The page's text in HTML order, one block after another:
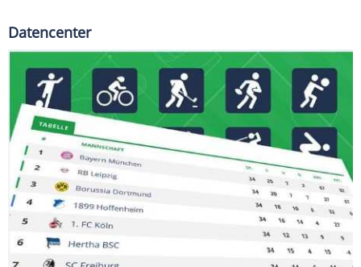
Datencenter